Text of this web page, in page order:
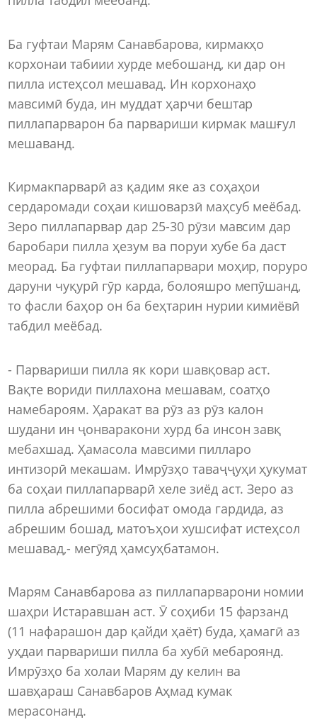
Ба гуфтаи Марям Санавбарова, кирмакҳо
корхонаи табиии хурде мебошанд, ки дар он
пилла истеҳсол мешавад. Ин корхонаҳо
мавсимӣ буда, ин муддат ҳарчи бештар
пиллапарварон ба парвариши кирмак машғул
мешаванд.
Кирмакпарварӣ аз қадим яке аз соҳаҳои
сердаромади соҳаи кишоварзӣ маҳсуб меёбад.
Зеро пиллапарвар дар 25-30 рӯзи мавсим дар
баробари пилла ҳезум ва поруи хубе ба даст
меорад. Ба гуфтаи пиллапарвари моҳир, поруро
даруни чуқурӣ гӯр карда, болояшро мепӯшанд,
то фасли баҳор он ба беҳтарин нурии кимиёвӣ
табдил меёбад.
- Парвариши пилла як кори шавқовар аст.
Вақте вориди пиллахона мешавам, соатҳо
намебароям. Ҳаракат ва рӯз аз рӯз калон
шудани ин ҷонваракони хурд ба инсон завқ
мебахшад. Ҳамасола мавсими пилларо
интизорӣ мекашам. Имрӯзҳо таваҷҷуҳи ҳукумат
ба соҳаи пиллапарварӣ хеле зиёд аст. Зеро аз
пилла абрешими босифат омода гардида, аз
абрешим бошад, матоъҳои хушсифат истеҳсол
мешавад,- мегӯяд ҳамсуҳбатамон.
Марям Санавбарова аз пиллапарварони номии
шаҳри Истаравшан аст. Ӯ соҳиби 15 фарзанд
(11 нафарашон дар қайди ҳаёт) буда, ҳамагӣ аз
уҳдаи парвариши пилла ба хубӣ мебароянд.
Имрӯзҳо ба холаи Марям ду келин ва
шавҳараш Санавбаров Аҳмад кумак
мерасонанд.